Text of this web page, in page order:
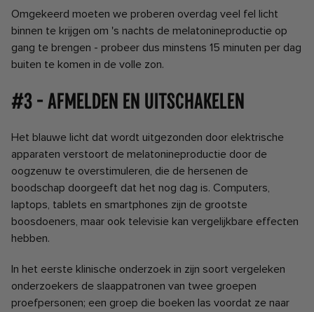
Omgekeerd moeten we proberen overdag veel fel licht
binnen te krijgen om 's nachts de melatonineproductie op
gang te brengen - probeer dus minstens 15 minuten per dag
buiten te komen in de volle zon.
#3 - Afmelden en uitschakelen
Het blauwe licht dat wordt uitgezonden door elektrische
apparaten verstoort de melatonineproductie door de
oogzenuw te overstimuleren, die de hersenen de
boodschap doorgeeft dat het nog dag is. Computers,
laptops, tablets en smartphones zijn de grootste
boosdoeners, maar ook televisie kan vergelijkbare effecten
hebben.
In het eerste klinische onderzoek in zijn soort vergeleken
onderzoekers de slaappatronen van twee groepen
proefpersonen; een groep die boeken las voordat ze naar